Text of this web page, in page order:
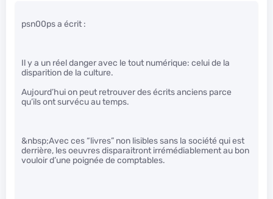
psn00ps a écrit :
Il y a un réel danger avec le tout numérique: celui de la
disparition de la culture.
Aujourd’hui on peut retrouver des écrits anciens parce
qu’ils ont survécu au temps.
&nbsp;Avec ces “livres” non lisibles sans la société qui est
derrière, les oeuvres disparaitront irrémédiablement au bon
vouloir d’une poignée de comptables.